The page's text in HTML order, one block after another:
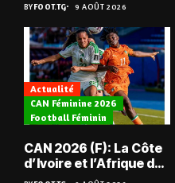
BYFOOT.TG 9 AOÛT 2026
Actualité
CAN Féminine 2026
Football Féminin
CAN 2026 (F): La Côte
d’Ivoire et l’Afrique du
Sud tombent